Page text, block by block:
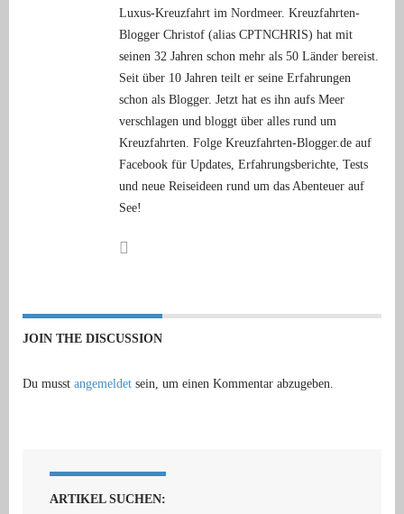
Luxus-Kreuzfahrt im Nordmeer. Kreuzfahrten-
Blogger Christof (alias CPTNCHRIS) hat mit
seinen 32 Jahren schon mehr als 50 Länder bereist.
Seit über 10 Jahren teilt er seine Erfahrungen
schon als Blogger. Jetzt hat es ihn aufs Meer
verschlagen und bloggt über alles rund um
Kreuzfahrten. Folge Kreuzfahrten-Blogger.de auf
Facebook für Updates, Erfahrungsberichte, Tests
und neue Reiseideen rund um das Abenteuer auf
See!
JOIN THE DISCUSSION
Du musst angemeldet sein, um einen Kommentar abzugeben.
ARTIKEL SUCHEN: